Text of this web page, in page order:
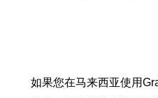
如果您在马来西亚使用